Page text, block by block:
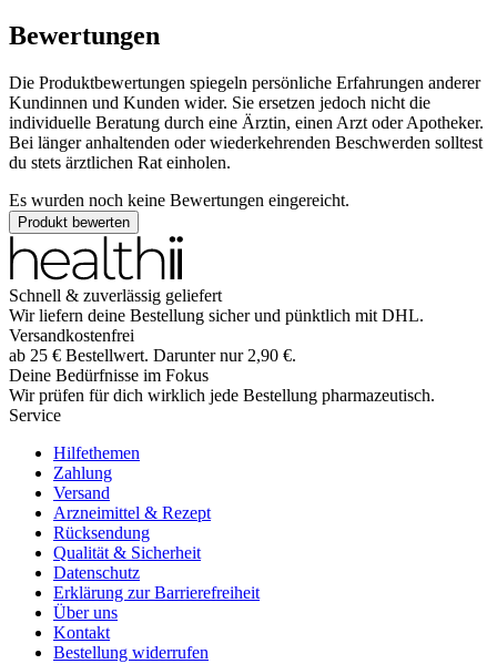
Bewertungen
Die Produktbewertungen spiegeln persönliche Erfahrungen anderer
Kundinnen und Kunden wider. Sie ersetzen jedoch nicht die
individuelle Beratung durch eine Ärztin, einen Arzt oder Apotheker.
Bei länger anhaltenden oder wiederkehrenden Beschwerden solltest
du stets ärztlichen Rat einholen.
Es wurden noch keine Bewertungen eingereicht.
Produkt bewerten
Schnell & zuverlässig geliefert
Wir liefern deine Bestellung sicher und pünktlich mit DHL.
Versandkostenfrei
ab 25 € Bestellwert. Darunter nur 2,90 €.
Deine Bedürfnisse im Fokus
Wir prüfen für dich wirklich jede Bestellung pharmazeutisch.
Service
Hilfethemen
Zahlung
Versand
Arzneimittel & Rezept
Rücksendung
Qualität & Sicherheit
Datenschutz
Erklärung zur Barrierefreiheit
Über uns
Kontakt
Bestellung widerrufen